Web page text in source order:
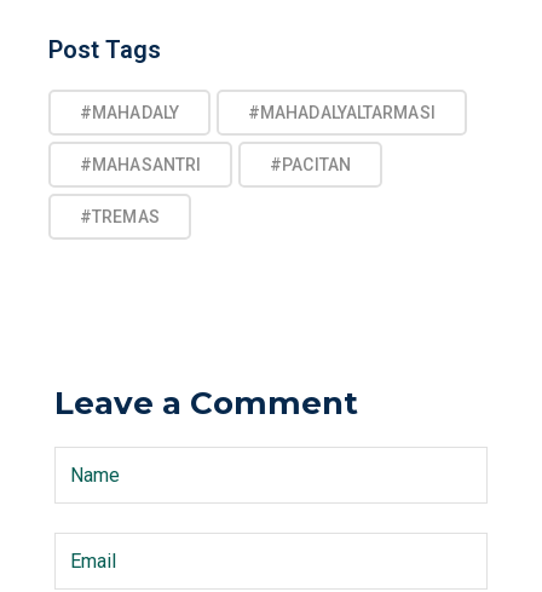
Post Tags
#MAHADALY #MAHADALYALTARMASI
#MAHASANTRI #PACITAN
#TREMAS
Leave a Comment